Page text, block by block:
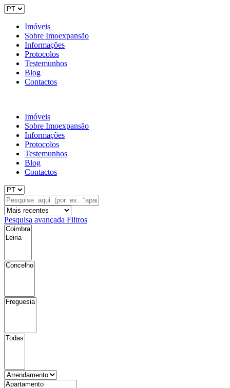
Imóveis
Sobre Imoexpansão
Informações
Protocolos
Testemunhos
Blog
Contactos
Imóveis
Sobre Imoexpansão
Informações
Protocolos
Testemunhos
Blog
Contactos
Pesquisa avançada Filtros